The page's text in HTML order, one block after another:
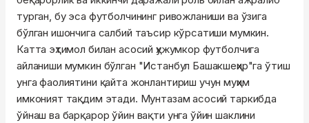
турган, бу эса футболчининг ривожланиши ва ўзига
бўлган ишончига салбий таъсир кўрсатиши мумкин.
Катта эҳтимол билан асосий ҳужумкор футболчига
айланиши мумкин бўлган "Истанбул Башакшеҳир"га ўтиш
унга фаолиятини қайта жонлантириш учун муҳим
имконият тақдим этади. Мунтазам асосий таркибда
ўйнаш ва барқарор ўйин вақти унга ўйин шаклини